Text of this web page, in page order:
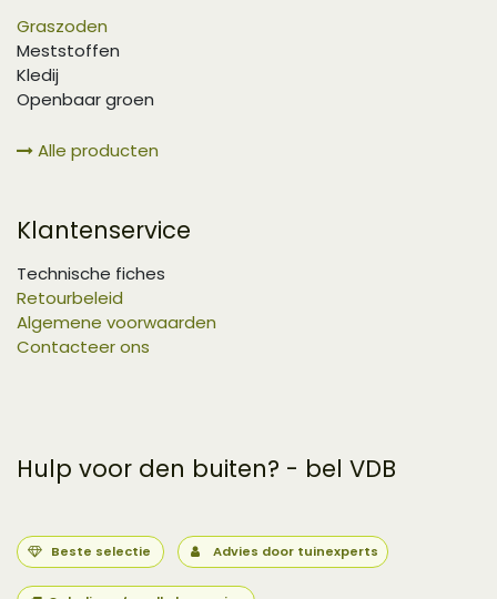
Graszoden
Meststoffen
Kledij
Openbaar groen
Alle producten
Klantenservice
Technische fiches
Retourbeleid
Algemene voorwaarden
Contacteer ons
Hulp voor den buiten? - bel VDB
Beste selectie Advies door tuinexperts